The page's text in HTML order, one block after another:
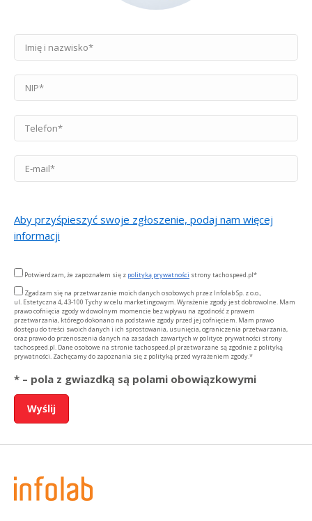
Aby przyśpieszyć swoje zgłoszenie, podaj nam więcej
informacji
Potwierdzam, że zapoznałem się z polityką prywatności strony tachospeed.pl*
Zgadzam się na przetwarzanie moich danych osobowych przez Infolab Sp. z o.o.,
ul. Estetyczna 4, 43-100 Tychy w celu marketingowym. Wyrażenie zgody jest dobrowolne. Mam
prawo cofnięcia zgody w dowolnym momencie bez wpływu na zgodność z prawem
przetwarzania, którego dokonano na podstawie zgody przed jej cofnięciem. Mam prawo
dostępu do treści swoich danych i ich sprostowania, usunięcia, ograniczenia przetwarzania,
oraz prawo do przenoszenia danych na zasadach zawartych w polityce prywatności strony
tachospeed.pl. Dane osobowe na stronie tachospeed.pl przetwarzane są zgodnie z polityką
prywatności. Zachęcamy do zapoznania się z polityką przed wyrażeniem zgody.*
* – pola z gwiazdką są polami obowiązkowymi